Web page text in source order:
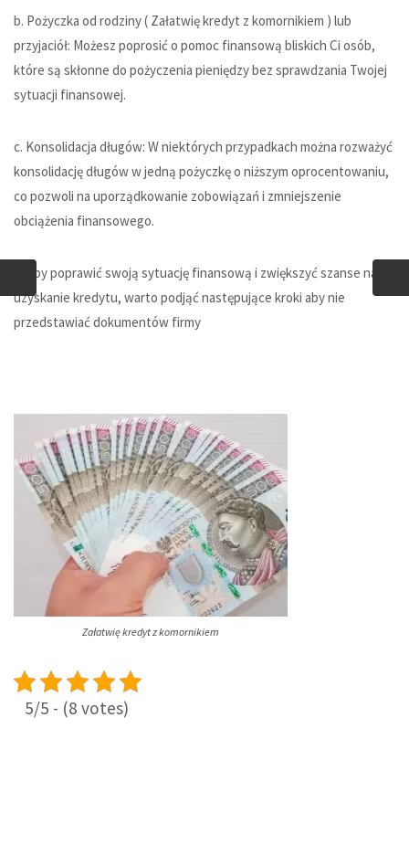
b. Pożyczka od rodziny ( Załatwię kredyt z komornikiem ) lub
przyjaciół: Możesz poprosić o pomoc finansową bliskich Ci osób,
które są skłonne do pożyczenia pieniędzy bez sprawdzania Twojej
sytuacji finansowej.
c. Konsolidacja długów: W niektórych przypadkach można rozważyć
konsolidację długów w jedną pożyczkę o niższym oprocentowaniu,
co pozwoli na uporządkowanie zobowiązań i zmniejszenie
obciążenia finansowego.
d. Aby poprawić swoją sytuację finansową i zwiększyć szanse na
uzyskanie kredytu, warto podjąć następujące kroki aby nie
przedstawiaćdokumentów firmy
Załatwię kredyt z komornikiem
5/5 - (8 votes)